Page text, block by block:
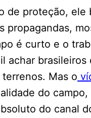
de proteção,
propagandas,
é curto e o
achar brasileiros
Mas o
do
do canal